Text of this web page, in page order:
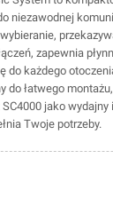
niezawodnej
zapewnia
do każdego
łatwego
jako
Twoje potrzeby.